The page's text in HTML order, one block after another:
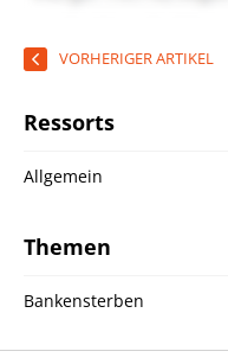
VORHERIGER ARTIKEL
Ressorts
Allgemein
Themen
Bankensterben